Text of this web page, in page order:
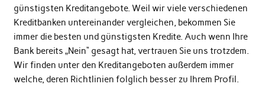
günstigsten Kreditangebote. Weil wir viele verschiedenen
Kreditbanken untereinander vergleichen, bekommen Sie
immer die besten und günstigsten Kredite. Auch wenn Ihre
Bank bereits „Nein“ gesagt hat, vertrauen Sie uns trotzdem.
Wir finden unter den Kreditangeboten außerdem immer
welche, deren Richtlinien folglich besser zu Ihrem Profil.